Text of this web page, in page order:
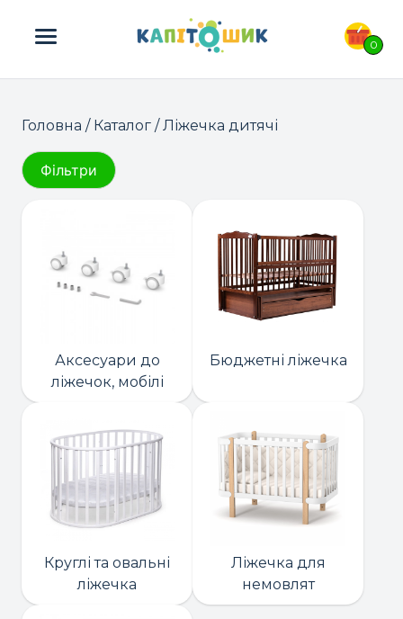
0
ПОШУК ТОВАРІВ:
Головна / Каталог / Ліжечка дитячі
Фільтри
Аксесуари до
ліжечок, мобілі
Бюджетні ліжечка
Круглі та овальні
ліжечка
Ліжечка для
немовлят